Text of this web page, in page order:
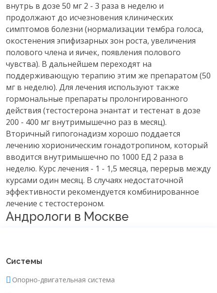
внутрь в дозе 50 мг 2 - 3 раза в неделю и
продолжают до исчезновения клинических
симптомов болезни (нормализации тембра голоса,
окостенения эпифизарных зон роста, увеличения
полового члена и яичек, появления полового
чувства). В дальнейшем переходят на
поддерживающую терапию этим же препаратом (50
мг в неделю). Для лечения используют также
гормональные препараты пролонгированного
действия (тестостерона энантат и тестенат в дозе
200 - 400 мг внутримышечно раз в месяц).
Вторичный гипогонадизм хорошо поддается
лечению хорионическим гонадотропином, который
вводится внутримышечно по 1000 ЕД 2 раза в
неделю. Курс лечения - 1 - 1,5 месяца, перерыв между
курсами один месяц. В случаях недостаточной
эффективности рекомендуется комбинированное
лечение с тестостероном.
Андрологи в Москве
Системы
Опорно-двигательная система